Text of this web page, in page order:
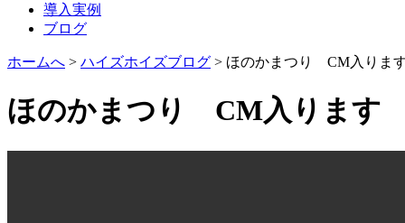
導入実例
ブログ
ホームへ > ハイズホイズブログ > ほのかまつり CM入りま
ほのかまつり CM入ります